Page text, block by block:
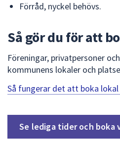
Förråd, nyckel behövs.
Så gör du för att
Föreningar, privatpersoner
kommunens lokaler och
Så fungerar det att boka
Se lediga tider och boka